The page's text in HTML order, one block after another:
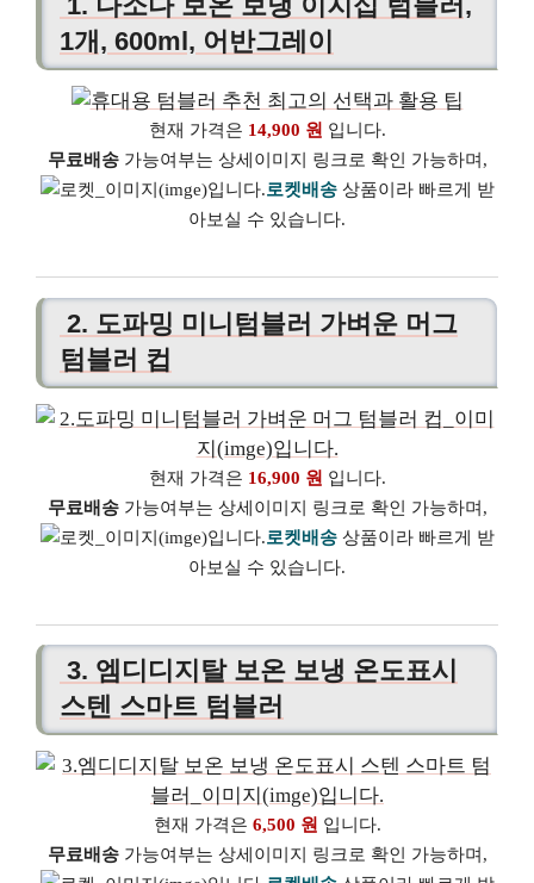
1개, 600ml, 어반그레이
현재 가격은 14,900 원 입니다.
무료배송가능여부는 상세이미지 링크로 확인 가능하며,
로켓배송상품이라 빠르게 받
아보실 수 있습니다.
2. 도파밍 미니텀블러 가벼운 머그
텀블러 컵
현재 가격은 16,900 원 입니다.
무료배송가능여부는 상세이미지 링크로 확인 가능하며,
로켓배송상품이라 빠르게 받
아보실 수 있습니다.
3. 엠디디지탈 보온 보냉 온도표시
스텐 스마트 텀블러
현재 가격은 6,500 원 입니다.
무료배송가능여부는 상세이미지 링크로 확인 가능하며,